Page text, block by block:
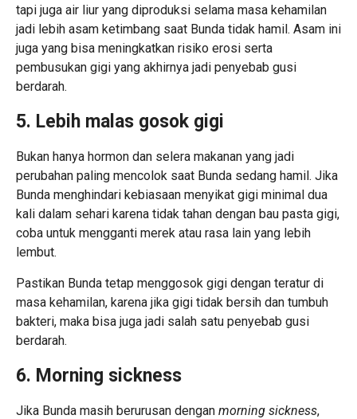
tapi juga air liur yang diproduksi selama masa kehamilan
jadi lebih asam ketimbang saat Bunda tidak hamil. Asam ini
juga yang bisa meningkatkan risiko erosi serta
pembusukan gigi yang akhirnya jadi penyebab gusi
berdarah.
5. Lebih malas gosok gigi
Bukan hanya hormon dan selera makanan yang jadi
perubahan paling mencolok saat Bunda sedang hamil. Jika
Bunda menghindari kebiasaan menyikat gigi minimal dua
kali dalam sehari karena tidak tahan dengan bau pasta gigi,
coba untuk mengganti merek atau rasa lain yang lebih
lembut.
Pastikan Bunda tetap menggosok gigi dengan teratur di
masa kehamilan, karena jika gigi tidak bersih dan tumbuh
bakteri, maka bisa juga jadi salah satu penyebab gusi
berdarah.
6. Morning sickness
Jika Bunda masih berurusan dengan morning sickness,